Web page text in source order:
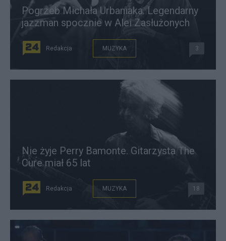
Pogrzeb Michała Urbaniaka. Legendarny
jazzman spocznie w Alei Zasłużonych
Redakcja MUZYKA 3
Nie żyje Perry Bamonte. Gitarzysta The
Cure miał 65 lat
Redakcja MUZYKA 18